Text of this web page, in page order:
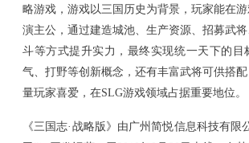
略游戏 ， 游戏以三国历史为背景，玩家能在
演主公，通过建造城池、生产资源、 招募武
斗等方式提升实力， 最终 实现统一天下的目
气、打野等创新概念，还有丰富武将可供搭
量玩家喜爱，在SLG游戏领域占据重要地位。
《三国志· 战略版》由广州简悦信息科技有限